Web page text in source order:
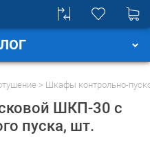
Шкафы контрольно-
ШКП-30 с
пуска, шт.